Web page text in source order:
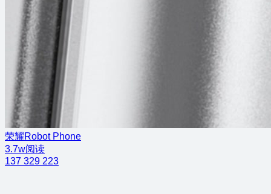
荣耀Robot Phone
3.7w阅读
137 329 223